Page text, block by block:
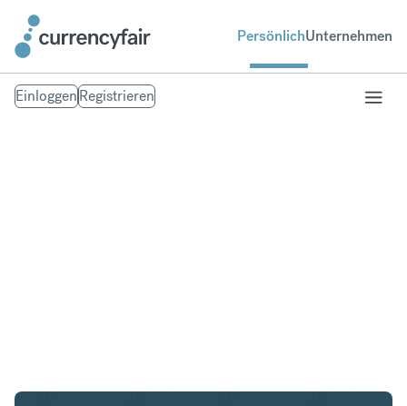
PersönlichUnternehmen
EinloggenRegistrieren